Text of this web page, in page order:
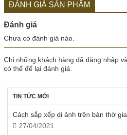
ĐÁNH GIÁ SẢN PHẨM
Đánh giá
Chưa có đánh giá nào.
Chỉ những khách hàng đã đăng nhập
có thể để lại đánh giá.
TIN TỨC MỚI
Cách sắp xếp di ảnh trên bàn thờ
27/04/2021